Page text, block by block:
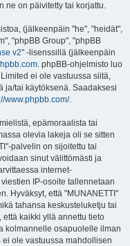
ne on päivitetty tai korjattu.
(jälkeenpäin "he", "heidät",
"phpBB Group", "phpBB
v2" -lisenssillä (jälkeenpäin
. phpBB-ohjelmisto luo
ei ole vastuussa siitä,
ja/tai käytöksenä. Saadaksesi
www.phpbb.com/.
epämoraalista tai
olevia lakeja oli se sitten
palvelin on sijoitettu tai
sinut välittömästi ja
internet-
IP-osoite tallennetaan
Hyväksyt, että "MUNANETTI"
tahansa keskusteluketju tai
kaikki yllä annettu tieto
kolmannelle osapuolelle ilman
ei ole vastuussa mahdollisen